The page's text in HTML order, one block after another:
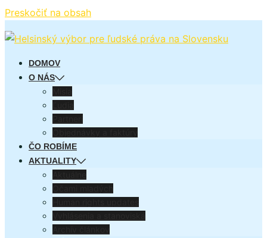
Preskočiť na obsah
DOMOV
O NÁS
ČO ROBÍME
AKTUALITY